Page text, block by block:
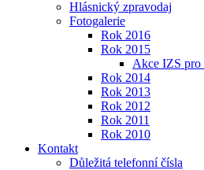
Hlásnický zpravodaj
Fotogalerie
Rok 2016
Rok 2015
Akce IZS pro
Rok 2014
Rok 2013
Rok 2012
Rok 2011
Rok 2010
Kontakt
Důležitá telefonní čísla